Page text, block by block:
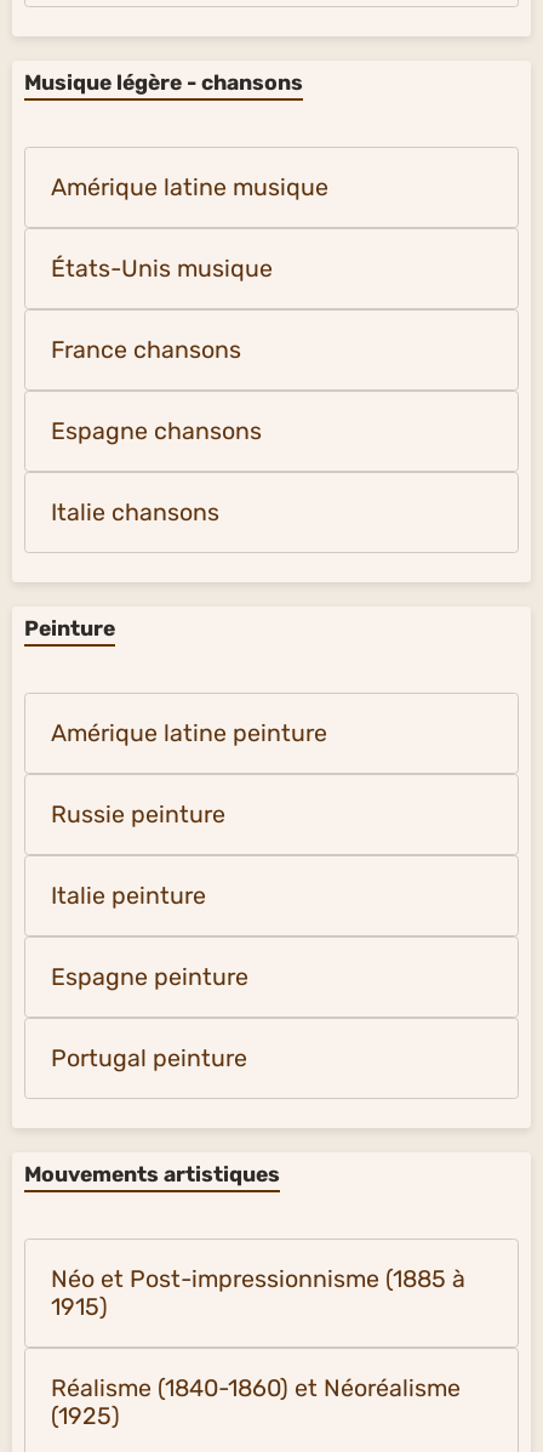
Musique légère - chansons
Amérique latine musique
États-Unis musique
France chansons
Espagne chansons
Italie chansons
Peinture
Amérique latine peinture
Russie peinture
Italie peinture
Espagne peinture
Portugal peinture
Mouvements artistiques
Néo et Post-impressionnisme (1885 à
1915)
Réalisme (1840-1860) et Néoréalisme
(1925)